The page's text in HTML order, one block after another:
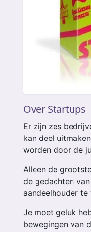
Over Startups
Er zijn zes
kan deel
worden door de
Alleen de
de gedachten
aandeelhouder te
Je moet geluk
bewegingen van